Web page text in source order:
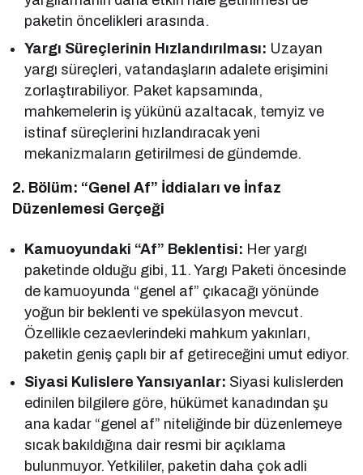
paketin öncelikleri arasında.
Yargı Süreçlerinin Hızlandırılması: Uzayan
yargı süreçleri, vatandaşların adalete erişimini
zorlaştırabiliyor. Paket kapsamında,
mahkemelerin iş yükünü azaltacak, temyiz ve
istinaf süreçlerini hızlandıracak yeni
mekanizmaların getirilmesi de gündemde.
2. Bölüm: “Genel Af” İddiaları ve İnfaz
Düzenlemesi Gerçeği
Kamuoyundaki “Af” Beklentisi: Her yargı
paketinde olduğu gibi, 11. Yargı Paketi öncesinde
de kamuoyunda “genel af” çıkacağı yönünde
yoğun bir beklenti ve spekülasyon mevcut.
Özellikle cezaevlerindeki mahkum yakınları,
paketin geniş çaplı bir af getireceğini umut ediyor.
Siyasi Kulislere Yansıyanlar: Siyasi kulislerden
edinilen bilgilere göre, hükümet kanadından şu
ana kadar “genel af” niteliğinde bir düzenlemeye
sıcak bakıldığına dair resmi bir açıklama
bulunmuyor. Yetkililer, paketin daha çok adli